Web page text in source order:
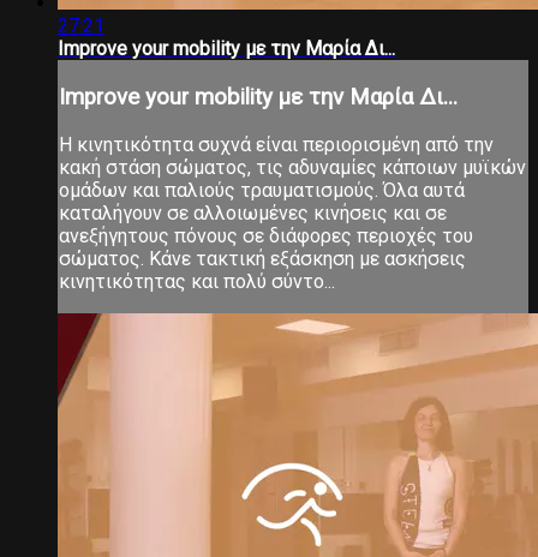
27:21
Improve your mobility με την Μαρία Δι...
Improve your mobility με την Μαρία Δι...
Η κινητικότητα συχνά είναι περιορισμένη από την
κακή στάση σώματος, τις αδυναμίες κάποιων μυϊκών
ομάδων και παλιούς τραυματισμούς. Όλα αυτά
καταλήγουν σε αλλοιωμένες κινήσεις και σε
ανεξήγητους πόνους σε διάφορες περιοχές του
σώματος. Κάνε τακτική εξάσκηση με ασκήσεις
κινητικότητας και πολύ σύντο...